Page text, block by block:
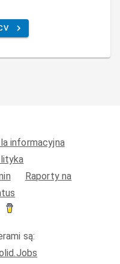
informacyjna
Raporty na
są: